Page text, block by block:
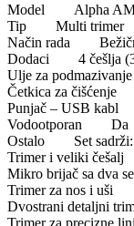
Model
Alpha
Tip
Multi trimer
Način rada
Dodaci
4 češlja
Ulje za podmazivanje
Četkica za čišćenje
Punjač – USB kabl
Vodootporan
Da
Ostalo
Set sadrži:
Trimer i veliki češalj
Mikro brijač sa dva
Trimer za nos i uši
Dvostrani detaljni
Trimer za precizne